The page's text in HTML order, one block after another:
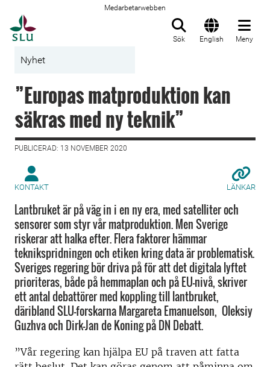
Medarbetarwebben
Sök English Meny
Nyhet
”Europas matproduktion kan
säkras med ny teknik”
PUBLICERAD: 13 NOVEMBER 2020
KONTAKT LÄNKAR
Lantbruket är på väg in i en ny era, med satelliter och
sensorer som styr vår matproduktion. Men Sverige
riskerar att halka efter. Flera faktorer hämmar
teknikspridningen och etiken kring data är problematisk.
Sveriges regering bör driva på för att det digitala lyftet
prioriteras, både på hemmaplan och på EU-nivå, skriver
ett antal debattörer med koppling till lantbruket,
däribland SLU-forskarna Margareta Emanuelson, Oleksiy
Guzhva och Dirk-Jan de Koning på DN Debatt.
”Vår regering kan hjälpa EU på traven att fatta